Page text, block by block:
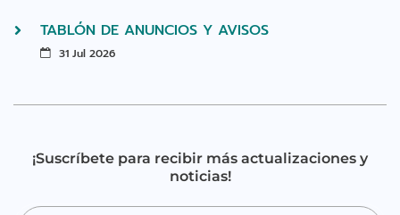
TABLÓN DE ANUNCIOS Y AVISOS
31 Jul 2026
¡Suscríbete para recibir más actualizaciones y
noticias!